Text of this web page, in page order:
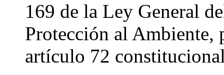
169 de la Ley General
Protección al Ambiente,
artículo 72